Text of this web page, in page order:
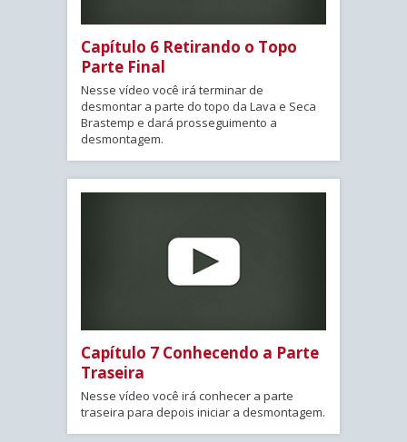
Capítulo 6 Retirando o Topo
Parte Final
Nesse vídeo você irá terminar de
desmontar a parte do topo da Lava e Seca
Brastemp e dará prosseguimento a
desmontagem.
Capítulo 7 Conhecendo a Parte
Traseira
Nesse vídeo você irá conhecer a parte
traseira para depois iniciar a desmontagem.